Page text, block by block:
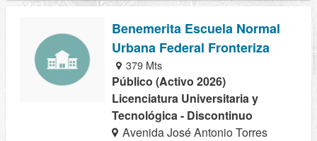
Benemerita Escuela Normal
Urbana Federal Fronteriza
379 Mts
Público (Activo 2026)
Licenciatura Universitaria y
Tecnológica - Discontinuo
Avenida José Antonio Torres